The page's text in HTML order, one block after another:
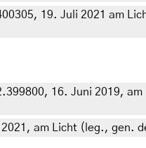
19. Juli 2021 am
16. Juni 2019,
am Licht (leg., gen.